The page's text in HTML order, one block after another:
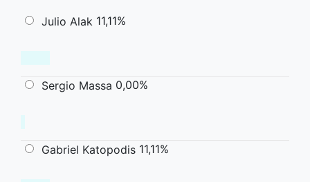
Julio Alak 11,11%
Sergio Massa 0,00%
Gabriel Katopodis 11,11%